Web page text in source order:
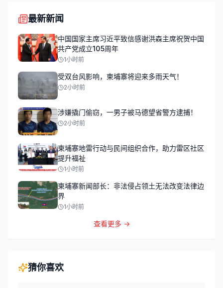
最新新闻
中国国家主席习近平致信感谢洪森主席祝贺中国
共产党成立105周年
1小时前
受双台风影响，柬埔寨将迎来多雨天气！
2小时前
涉嫌撬门偷窃，一男子被马德望省警方逮捕！
2小时前
柬埔寨地雷行动与民间组织合作，助力雷区社区
提升福祉
1小时前
柬埔寨新闻部长：非法侵占领土无法改变法律边
界
1小时前
查看更多 →
猜你喜欢